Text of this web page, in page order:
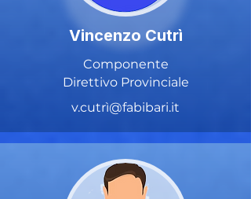
Vincenzo Cutrì
Componente
Direttivo Provinciale
v.cutrì@fabibari.it